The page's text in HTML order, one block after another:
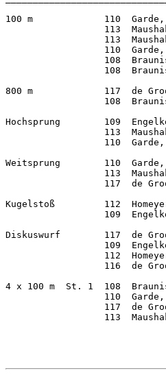
100 m             110
113
113
110
108
108
800 m             117  de
108
Hochsprung        109
113
110
Weitsprung        110
113
117  de
Kugelstoß         112
109
Diskuswurf        117  de
109
112
116  de
4 x 100 m  St. 1  108